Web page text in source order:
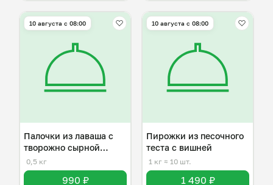
10 августа с 08:00
Палочки из лаваша с
творожно сырной
начинкой
0,5 кг
990 ₽
10 августа с 08:00
Пирожки из песочного
теста с вишней
1 кг ≈ 10 шт.
1 490 ₽